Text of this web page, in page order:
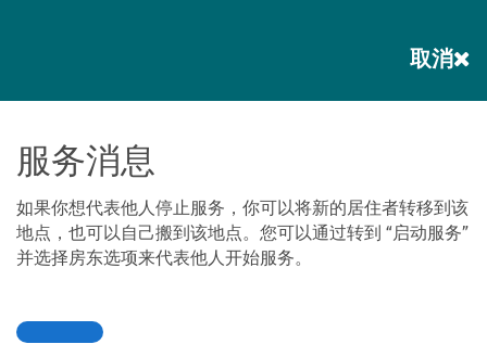
取消
服务消息
如果你想代表他人停止服务，你可以将新的居住者转移到该
地点，也可以自己搬到该地点。您可以通过转到 “启动服务”
并选择房东选项来代表他人开始服务。